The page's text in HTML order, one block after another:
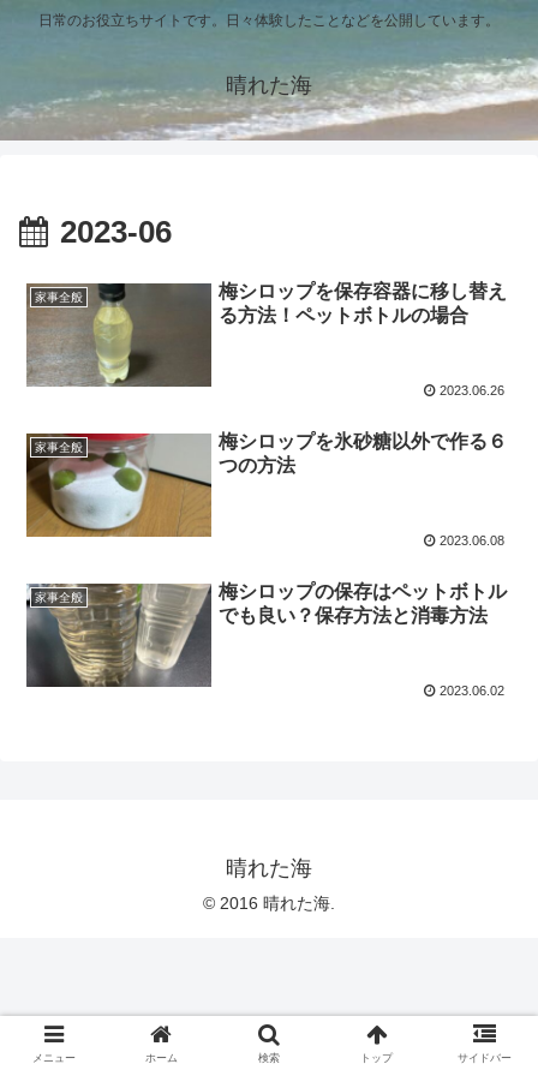
日常のお役立ちサイトです。日々体験したことなどを公開しています。
晴れた海
2023-06
家事全般
梅シロップを保存容器に移し替え
る方法！ペットボトルの場合
2023.06.26
家事全般
梅シロップを氷砂糖以外で作る６
つの方法
2023.06.08
家事全般
梅シロップの保存はペットボトル
でも良い？保存方法と消毒方法
2023.06.02
晴れた海
© 2016 晴れた海.
メニュー ホーム 検索 トップ サイドバー